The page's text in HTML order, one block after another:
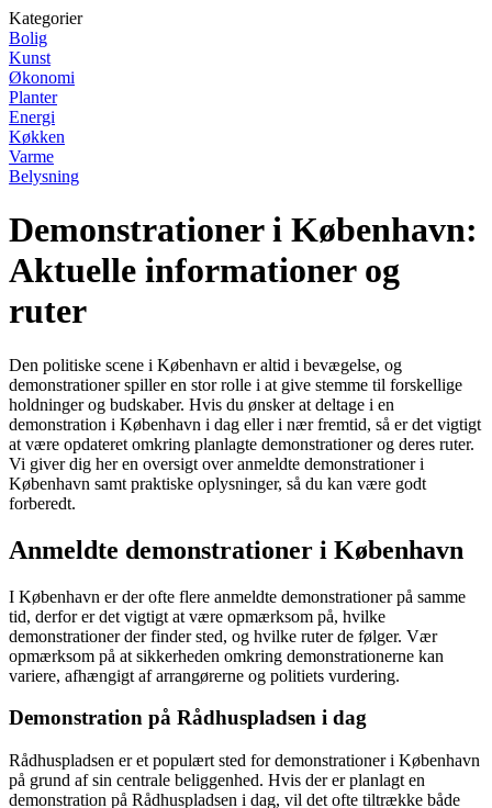
Kategorier
Bolig
Kunst
Økonomi
Planter
Energi
Køkken
Varme
Belysning
Demonstrationer i København:
Aktuelle informationer og
ruter
Den politiske scene i København er altid i bevægelse, og
demonstrationer spiller en stor rolle i at give stemme til forskellige
holdninger og budskaber. Hvis du ønsker at deltage i en
demonstration i København i dag eller i nær fremtid, så er det vigtigt
at være opdateret omkring planlagte demonstrationer og deres ruter.
Vi giver dig her en oversigt over anmeldte demonstrationer i
København samt praktiske oplysninger, så du kan være godt
forberedt.
Anmeldte demonstrationer i København
I København er der ofte flere anmeldte demonstrationer på samme
tid, derfor er det vigtigt at være opmærksom på, hvilke
demonstrationer der finder sted, og hvilke ruter de følger. Vær
opmærksom på at sikkerheden omkring demonstrationerne kan
variere, afhængigt af arrangørerne og politiets vurdering.
Demonstration på Rådhuspladsen i dag
Rådhuspladsen er et populært sted for demonstrationer i København
på grund af sin centrale beliggenhed. Hvis der er planlagt en
demonstration på Rådhuspladsen i dag, vil det ofte tiltrække både